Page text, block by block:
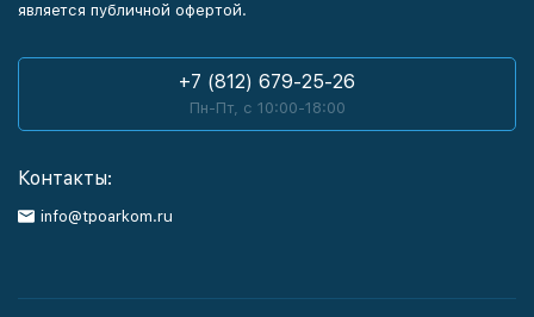
является публичной офертой.
+7 (812) 679-25-26
Пн-Пт, с 10:00-18:00
Контакты:
info@tpoarkom.ru